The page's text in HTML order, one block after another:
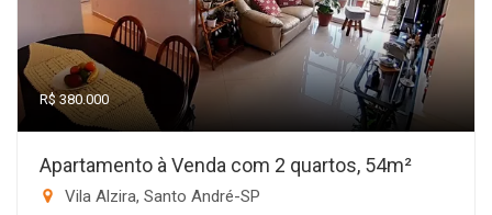
R$ 380.000
Apartamento à Venda com 2 quartos, 54m²
Vila Alzira, Santo André-SP